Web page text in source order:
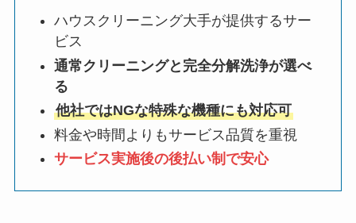
ハウスクリーニング大手が提供するサー
ビス
通常クリーニングと完全分解洗浄が選べ
る
他社ではNGな特殊な機種にも対応可
料金や時間よりもサービス品質を重視
サービス実施後の後払い制で安心